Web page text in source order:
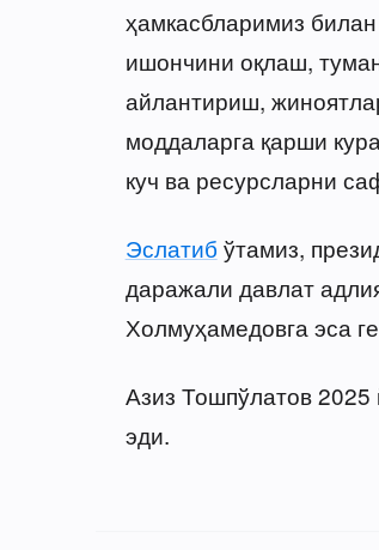
ҳамкасбларимиз
ишончини оқлаш,
айлантириш,
моддаларга қарши
куч ва ресурсларни
Эслатиб ўтамиз,
даражали давлат
Холмуҳамедовга эса
Азиз Тошпўлатов
эди.